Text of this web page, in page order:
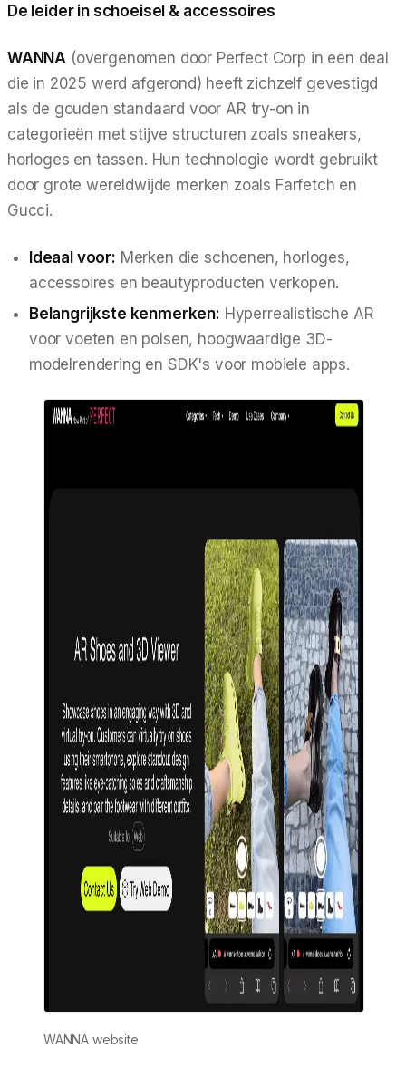
De leider in schoeisel & accessoires
WANNA (overgenomen door Perfect Corp in een deal
die in 2025 werd afgerond) heeft zichzelf gevestigd
als de gouden standaard voor AR try-on in
categorieën met stijve structuren zoals sneakers,
horloges en tassen. Hun technologie wordt gebruikt
door grote wereldwijde merken zoals Farfetch en
Gucci.
Ideaal voor: Merken die schoenen, horloges,
accessoires en beautyproducten verkopen.
Belangrijkste kenmerken: Hyperrealistische AR
voor voeten en polsen, hoogwaardige 3D-
modelrendering en SDK's voor mobiele apps.
WANNA website